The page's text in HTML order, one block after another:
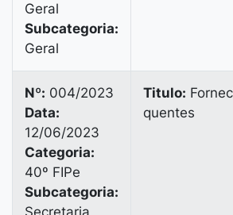
Geral
Subcategoria:
Geral
Nº: 004/2023
Data:
12/06/2023
Categoria:
40º FIPe
Subcategoria:
Titulo:
quentes